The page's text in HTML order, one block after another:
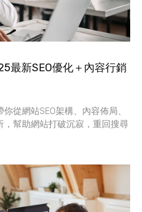
最新SEO優化＋內容行銷
從網站SEO架構、內容佈局、
幫助網站打破沉寂，重回搜尋